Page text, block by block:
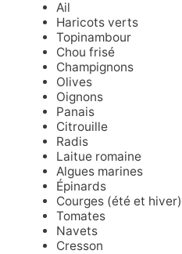
Ail
Haricots verts
Topinambour
Chou frisé
Champignons
Olives
Oignons
Panais
Citrouille
Radis
Laitue romaine
Algues marines
Épinards
Courges (été et hiver)
Tomates
Navets
Cresson